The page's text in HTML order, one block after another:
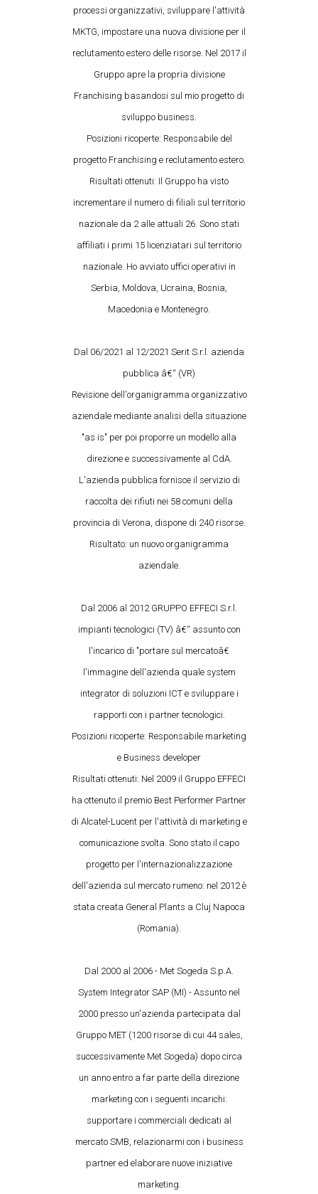
processi organizzativi, sviluppare l'attività
MKTG, impostare una nuova divisione per il
reclutamento estero delle risorse. Nel 2017 il
Gruppo apre la propria divisione
Franchising basandosi sul mio progetto di
sviluppo business.
Posizioni ricoperte: Responsabile del
progetto Franchising e reclutamento estero.
Risultati ottenuti: Il Gruppo ha visto
incrementare il numero di filiali sul territorio
nazionale da 2 alle attuali 26. Sono stati
affiliati i primi 15 licenziatari sul territorio
nazionale. Ho avviato uffici operativi in
Serbia, Moldova, Ucraina, Bosnia,
Macedonia e Montenegro.
Dal 06/2021 al 12/2021 Serit S.r.l. azienda
pubblica â€“ (VR)
Revisione dell'organigramma organizzativo
aziendale mediante analisi della situazione
"as is" per poi proporre un modello alla
direzione e successivamente al CdA.
L'azienda pubblica fornisce il servizio di
raccolta dei rifiuti nei 58 comuni della
provincia di Verona, dispone di 240 risorse.
Risultato: un nuovo organigramma
aziendale.
Dal 2006 al 2012 GRUPPO EFFECI S.r.l.
impianti tecnologici (TV) â€“ assunto con
l'incarico di "portare sul mercatoâ€
l'immagine dell'azienda quale system
integrator di soluzioni ICT e sviluppare i
rapporti con i partner tecnologici.
Posizioni ricoperte: Responsabile marketing
e Business developer
Risultati ottenuti: Nel 2009 il Gruppo EFFECI
ha ottenuto il premio Best Performer Partner
di Alcatel-Lucent per l'attività di marketing e
comunicazione svolta. Sono stato il capo
progetto per l'internazionalizzazione
dell'azienda sul mercato rumeno: nel 2012 è
stata creata General Plants a Cluj Napoca
(Romania).
Dal 2000 al 2006 - Met Sogeda S.p.A.
System Integrator SAP (MI) - Assunto nel
2000 presso un'azienda partecipata dal
Gruppo MET (1200 risorse di cui 44 sales,
successivamente Met Sogeda) dopo circa
un anno entro a far parte della direzione
marketing con i seguenti incarichi:
supportare i commerciali dedicati al
mercato SMB, relazionarmi con i business
partner ed elaborare nuove iniziative
marketing.